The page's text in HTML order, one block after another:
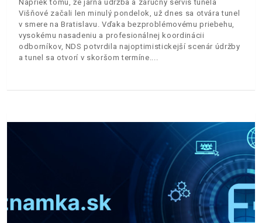
Napriek tomu, že jarná údržba a záručný servis tunela
Višňové začali len minulý pondelok, už dnes sa otvára tunel
v smere na Bratislavu. Vďaka bezproblémovému priebehu,
vysokému nasadeniu a profesionálnej koordinácii
odborníkov, NDS potvrdila najoptimistickejší scenár údržby
a tunel sa otvorí v skoršom termíne.